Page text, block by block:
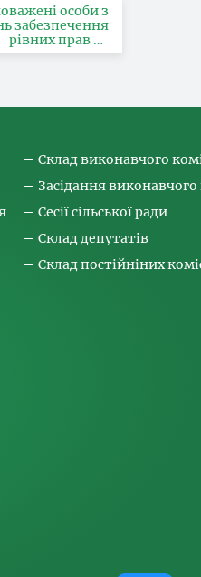
особи з
забезпечення
рівних прав та
жінок і
заходів,
координатора
Склад виконавчого
Засідання
Сесії сільської ради
Склад депутатів
Склад постійніних